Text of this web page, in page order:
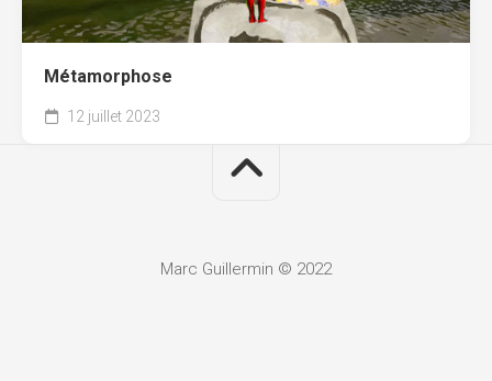
Métamorphose
12 juillet 2023
Marc Guillermin © 2022